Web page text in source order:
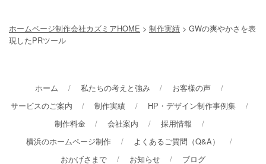
ホームページ制作会社カズミアHOME > 制作実績 > GWの爽やかさを表
現したPRツール
ホーム 私たちの考えと強み
お客様の声
サービスのご案内
制作実績
HP・デザイン制作事例集
制作料金
会社案内
採用情報
横浜のホームページ制作
よくあるご質問（Q&A）
おかげさまで
お知らせ ブログ